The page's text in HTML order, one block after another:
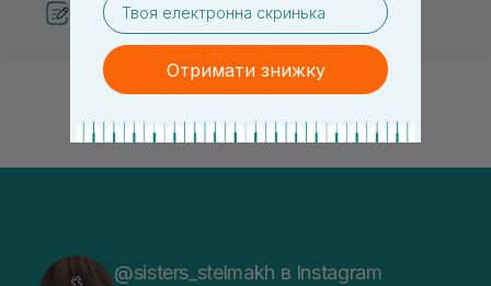
Рекомендации от косметологов
@sisters_stelmakh в Instagram
Отримати знижку